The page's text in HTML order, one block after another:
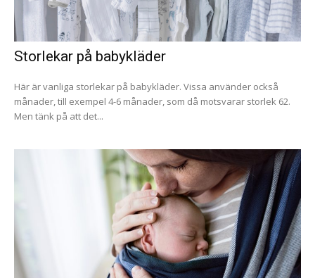
Storlekar på babykläder
Här är vanliga storlekar på babykläder. Vissa använder också
månader, till exempel 4-6 månader, som då motsvarar storlek 62.
Men tänk på att det...